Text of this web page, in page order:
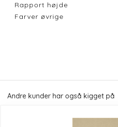
Rapport højde
Farver øvrige
Andre kunder har også kigget på